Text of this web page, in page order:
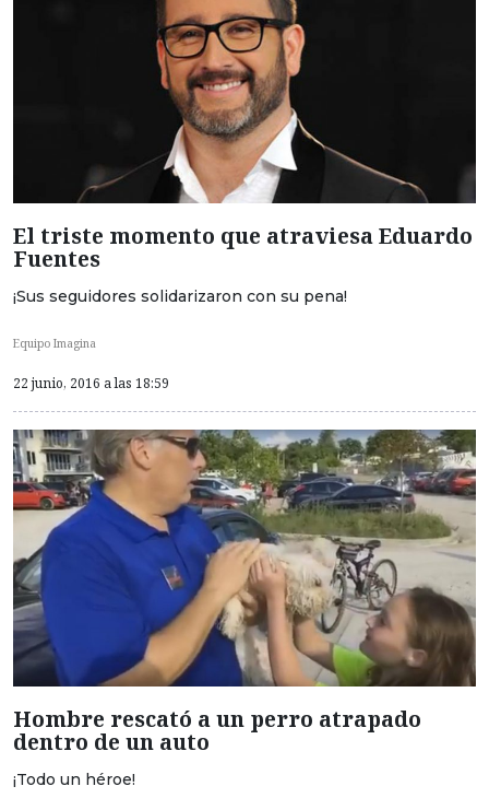
El triste momento que atraviesa Eduardo
Fuentes
¡Sus seguidores solidarizaron con su pena!
Equipo Imagina
22 junio, 2016 a las 18:59
Hombre rescató a un perro atrapado
dentro de un auto
¡Todo un héroe!